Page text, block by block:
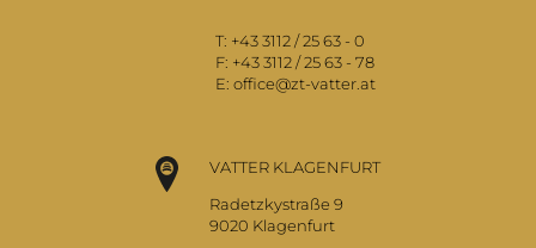
T: +43 3112 / 25 63 - 0
F: +43 3112 / 25 63 - 78
E: office@zt-vatter.at
VATTER KLAGENFURT
Radetzkystraße 9
9020 Klagenfurt